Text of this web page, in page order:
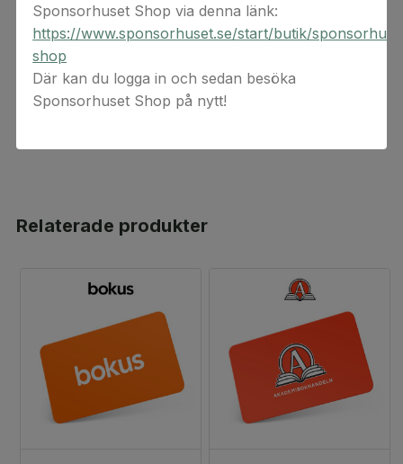
Familjeabonnemang 3 månader- Obegränsat
antal böcker/månad, 3 användare per konto.
Observera att presentkortet endast kan användas ett
per inlösningstillfälle och inte i kombination med free-
Relaterade produkter
Sponsorhuset Shop via denna länk:
https://www.sponsorhuset.se/start/butik/
shop
Där kan du logga in och sedan besöka
Sponsorhuset Shop på nytt!